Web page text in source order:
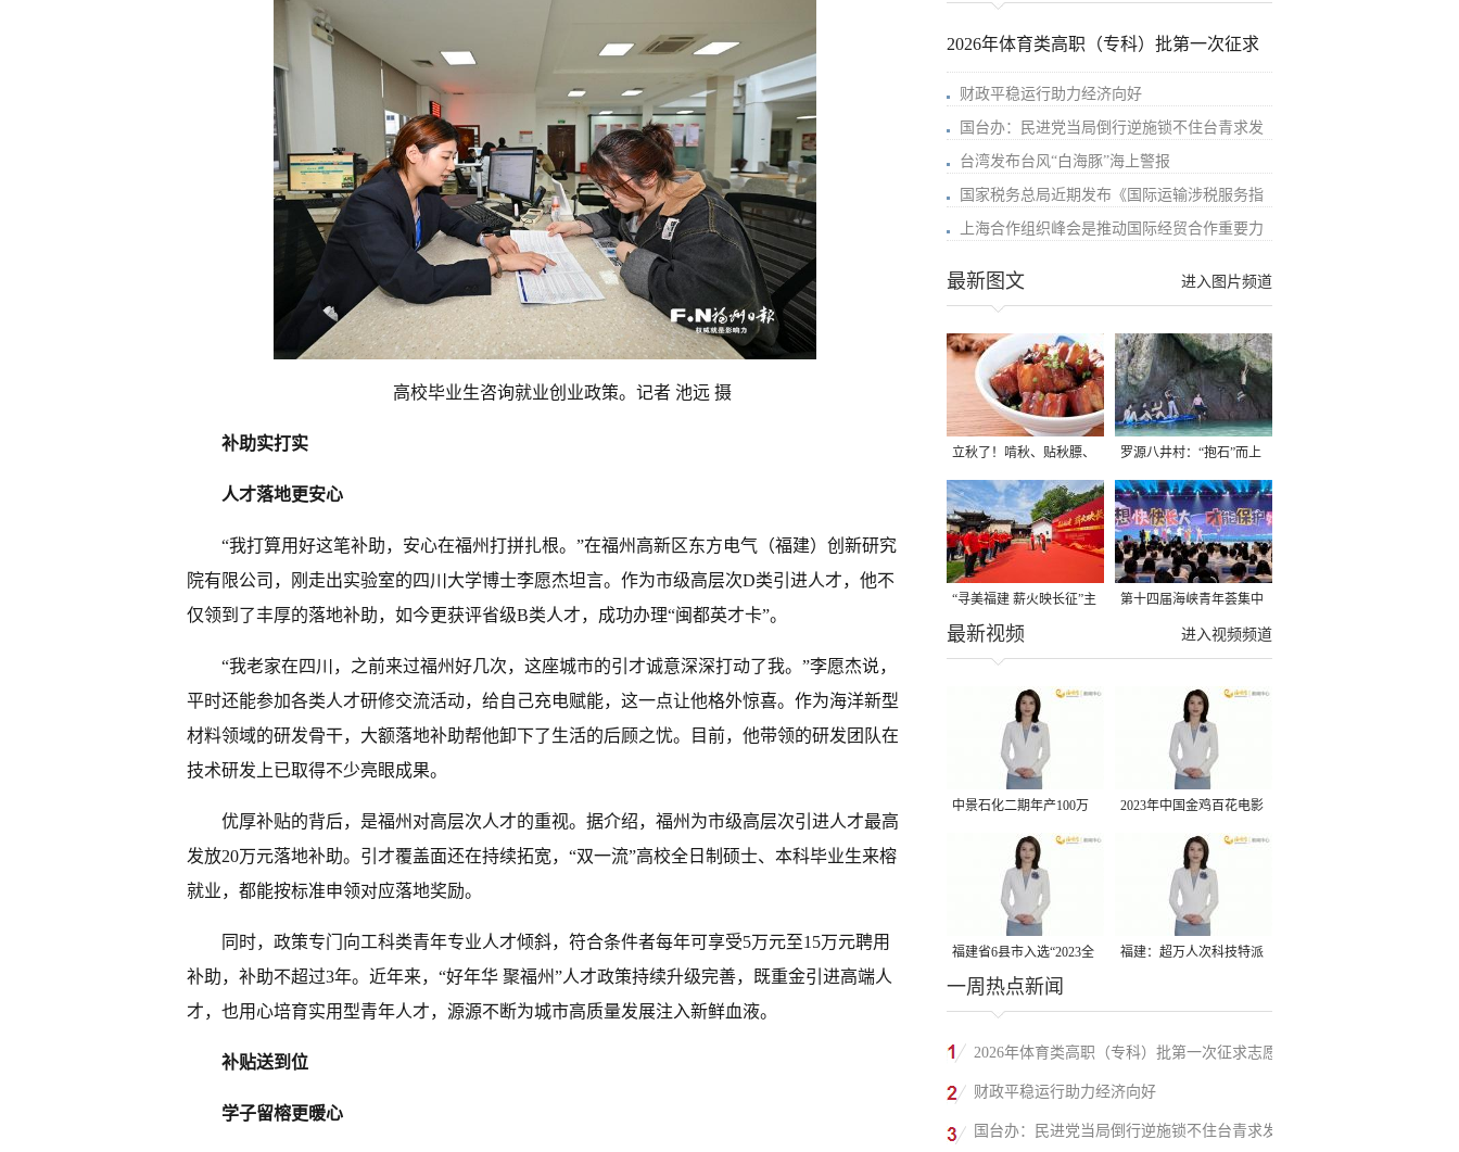
高校毕业生咨询就业创业政策。记者 池远 摄
补助实打实
人才落地更安心
“我打算用好这笔补助，安心在福州打拼扎根。”在福州高新区东方电气（福建）创新研究
院有限公司，刚走出实验室的四川大学博士李愿杰坦言。作为市级高层次D类引进人才，他不
仅领到了丰厚的落地补助，如今更获评省级B类人才，成功办理“闽都英才卡”。
“我老家在四川，之前来过福州好几次，这座城市的引才诚意深深打动了我。”李愿杰说，
平时还能参加各类人才研修交流活动，给自己充电赋能，这一点让他格外惊喜。作为海洋新型
材料领域的研发骨干，大额落地补助帮他卸下了生活的后顾之忧。目前，他带领的研发团队在
技术研发上已取得不少亮眼成果。
优厚补贴的背后，是福州对高层次人才的重视。据介绍，福州为市级高层次引进人才最高
发放20万元落地补助。引才覆盖面还在持续拓宽，“双一流”高校全日制硕士、本科毕业生来榕
就业，都能按标准申领对应落地奖励。
同时，政策专门向工科类青年专业人才倾斜，符合条件者每年可享受5万元至15万元聘用
补助，补助不超过3年。近年来，“好年华 聚福州”人才政策持续升级完善，既重金引进高端人
才，也用心培育实用型青年人才，源源不断为城市高质量发展注入新鲜血液。
补贴送到位
学子留榕更暖心
2026年体育类高职（专科）批第一次征求
财政平稳运行助力经济向好
国台办：民进党当局倒行逆施锁不住台青求发
台湾发布台风“白海豚”海上警报
国家税务总局近期发布《国际运输涉税服务指
上海合作组织峰会是推动国际经贸合作重要力
进入图片频道
最新图文
立秋了！啃秋、贴秋膘、
晒秋，福建人这样过才够
味→
罗源八井村：“抱石”而上
“寻美福建 薪火映长征”主
题活动在龙岩长汀启动
第十四届海峡青年荟集中
阶段活动在福州举行
进入视频频道
最新视频
中景石化二期年产100万
吨丙烷脱氢项目建成中交
2023年中国金鸡百花电影
节有福电影巡展31日启动
福建省6县市入选“2023全
国县域发展潜力百强县”
福建：超万人次科技特派
一周热点新闻
2026年体育类高职（专科）批第一次征求志愿
填报
财政平稳运行助力经济向好
国台办：民进党当局倒行逆施锁不住台青求发